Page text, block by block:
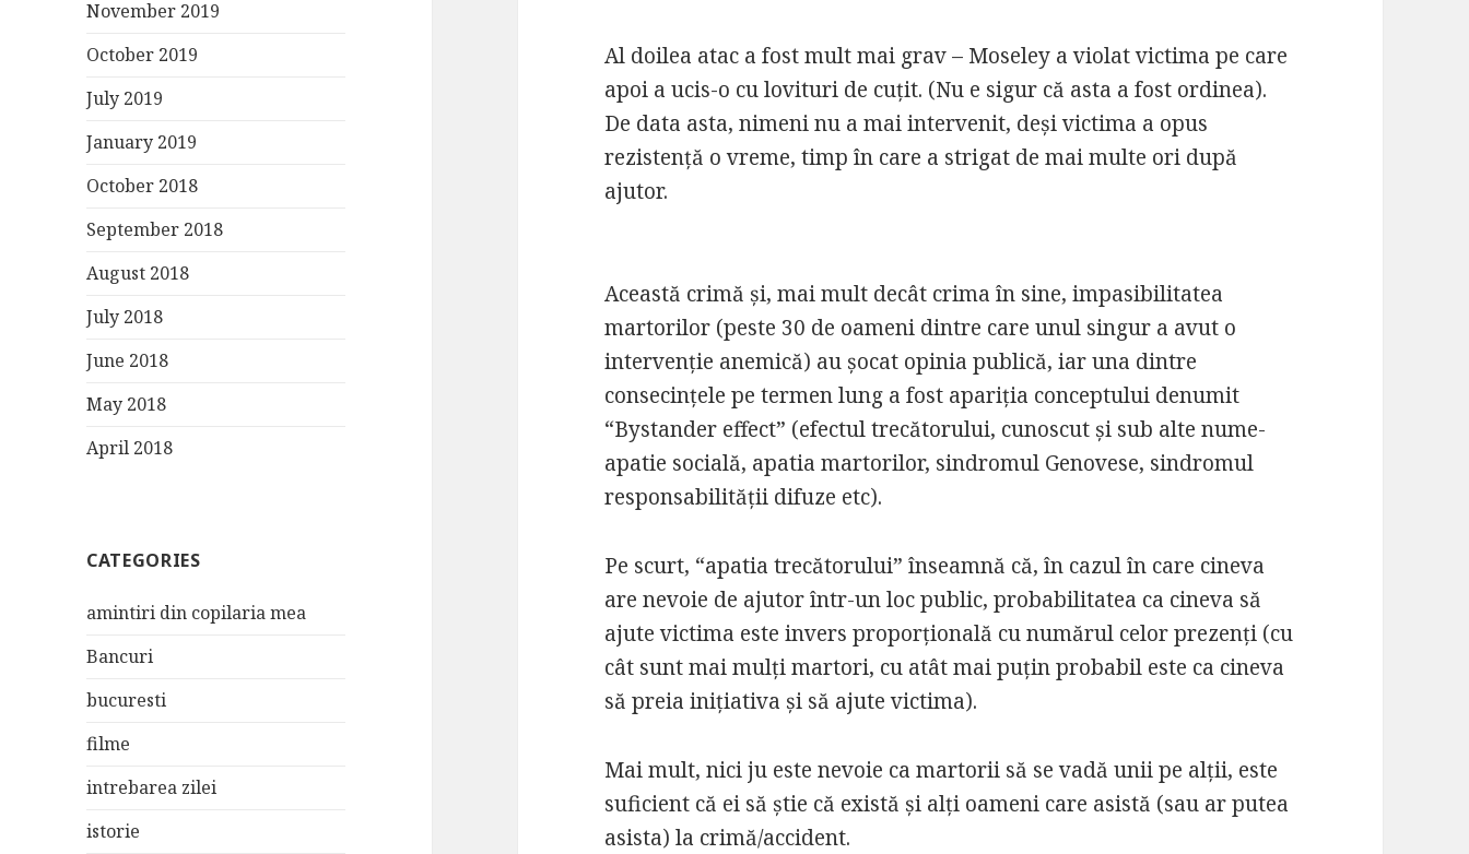
November 2019
October 2019
July 2019
January 2019
October 2018
September 2018
August 2018
July 2018
June 2018
May 2018
April 2018
CATEGORIES
amintiri din copilaria mea
Bancuri
bucuresti
filme
intrebarea zilei
istorie
Al doilea atac a fost mult mai grav – Moseley a violat victima pe care
apoi a ucis-o cu lovituri de cuțit. (Nu e sigur că asta a fost ordinea).
De data asta, nimeni nu a mai intervenit, deși victima a opus
rezistență o vreme, timp în care a strigat de mai multe ori după
ajutor.
Această crimă și, mai mult decât crima în sine, impasibilitatea
martorilor (peste 30 de oameni dintre care unul singur a avut o
intervenție anemică) au șocat opinia publică, iar una dintre
consecințele pe termen lung a fost apariția conceptului denumit
“Bystander effect” (efectul trecătorului, cunoscut și sub alte nume-
apatie socială, apatia martorilor, sindromul Genovese, sindromul
responsabilității difuze etc).
Pe scurt, “apatia trecătorului” înseamnă că, în cazul în care cineva
are nevoie de ajutor într-un loc public, probabilitatea ca cineva să
ajute victima este invers proporțională cu numărul celor prezenți (cu
cât sunt mai mulți martori, cu atât mai puțin probabil este ca cineva
să preia inițiativa și să ajute victima).
Mai mult, nici ju este nevoie ca martorii să se vadă unii pe alții, este
suficient că ei să știe că există și alți oameni care asistă (sau ar putea
asista) la crimă/accident.